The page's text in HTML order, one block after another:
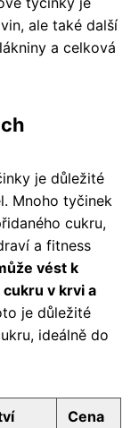
ale také další
a celková
je důležité
Mnoho tyčinek
cukru,
a fitness
vést k
v krvi a
je důležité
ideálně do
Cena